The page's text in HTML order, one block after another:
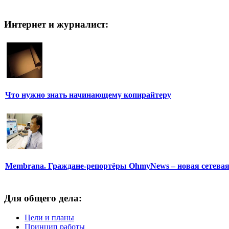
Интернет и журналист:
Что нужно знать начинающему копирайтеру
Membrana. Граждане-репортёры OhmyNews – новая
Для общего дела:
Цели и планы
Принцип работы